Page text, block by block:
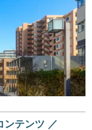
ンテンツ ／